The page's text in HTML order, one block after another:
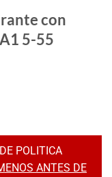
con
5-55
POLITICA
ANTES DE